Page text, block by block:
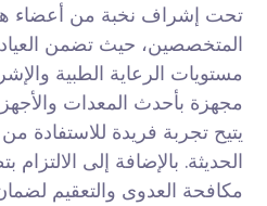
تحت إشراف نخبة من أعضاء
المتخصصين، حيث تضمن
مستويات الرعاية الطبية
مجهزة بأحدث المعدات
يتيح تجربة فريدة للاستفادة
الحديثة. بالإضافة إلى الالتزام
مكافحة العدوى والتعقيم